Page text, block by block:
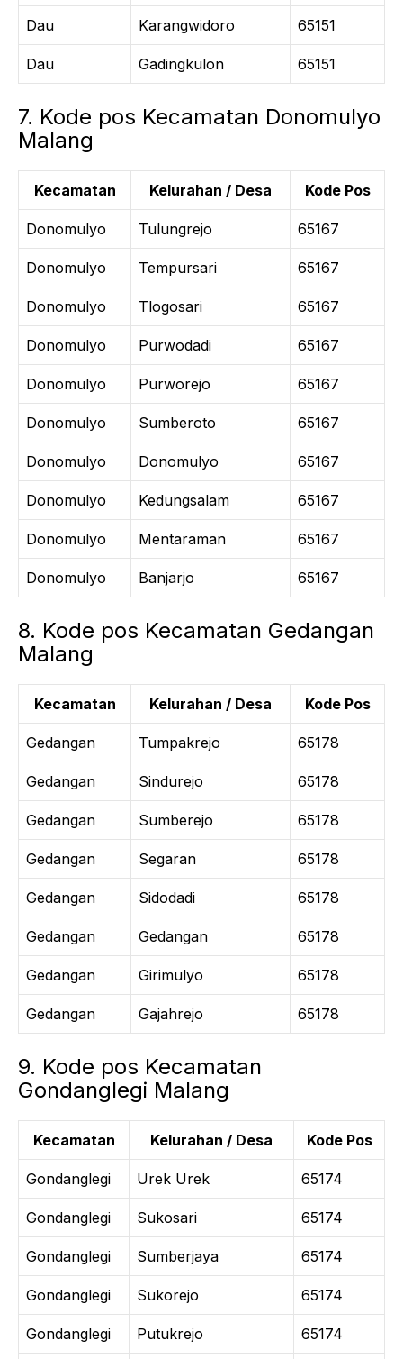
Dau Karangwidoro 65151
Dau Gadingkulon 65151
7. Kode pos Kecamatan Donomulyo
Malang
Kecamatan Kelurahan / Desa Kode Pos
Donomulyo Tulungrejo 65167
Donomulyo Tempursari 65167
Donomulyo Tlogosari 65167
Donomulyo Purwodadi 65167
Donomulyo Purworejo 65167
Donomulyo Sumberoto 65167
Donomulyo Donomulyo 65167
Donomulyo Kedungsalam 65167
Donomulyo Mentaraman 65167
Donomulyo Banjarjo 65167
8. Kode pos Kecamatan Gedangan
Malang
Kecamatan Kelurahan / Desa Kode Pos
Gedangan Tumpakrejo 65178
Gedangan Sindurejo 65178
Gedangan Sumberejo 65178
Gedangan Segaran 65178
Gedangan Sidodadi 65178
Gedangan Gedangan 65178
Gedangan Girimulyo 65178
Gedangan Gajahrejo 65178
9. Kode pos Kecamatan
Gondanglegi Malang
Kecamatan Kelurahan / Desa Kode Pos
Gondanglegi Urek Urek 65174
Gondanglegi Sukosari 65174
Gondanglegi Sumberjaya 65174
Gondanglegi Sukorejo 65174
Gondanglegi Putukrejo 65174